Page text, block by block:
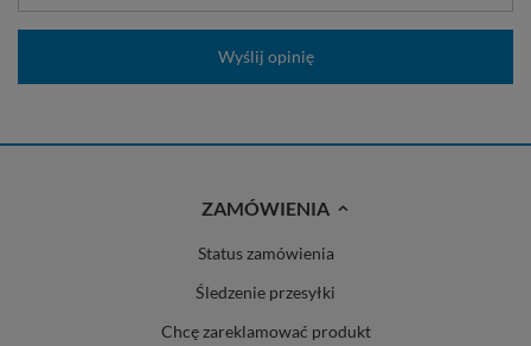
Wyślij opinię
ZAMÓWIENIA
Status zamówienia
Śledzenie przesyłki
Chcę zareklamować produkt